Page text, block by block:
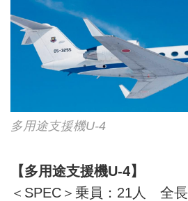
多用途支援機U-4
【多用途支援機U-4】
＜SPEC＞乗員：21人 全